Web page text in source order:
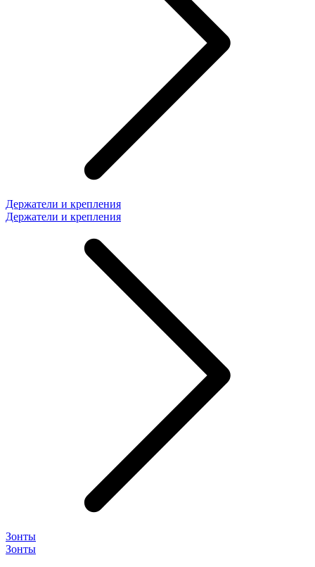
Держатели и крепления
Держатели и крепления
Зонты
Зонты